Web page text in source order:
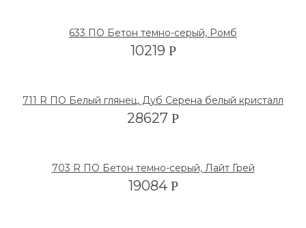
633 ПО Бетон темно-серый, Ромб
10219 Р
711 R ПО Белый глянец, Дуб Серена белый кристалл
28627 Р
703 R ПО Бетон темно-серый, Лайт Грей
19084 Р